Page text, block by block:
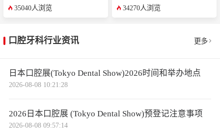
35040人浏览 34270人浏览
口腔牙科行业资讯 更多
日本口腔展(Tokyo Dental Show)2026时间和举办地点
2026-08-08 10:21:28
2026日本口腔展 (Tokyo Dental Show)预登记注意事项
2026-08-08 09:57:14